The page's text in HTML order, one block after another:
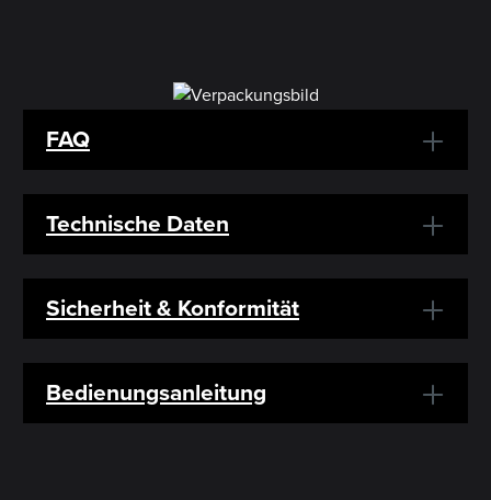
FAQ
Technische Daten
Sicherheit & Konformität
Bedienungsanleitung